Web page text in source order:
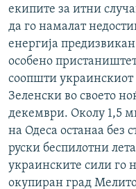
екипите за итни
да го намалат
енергија
особено
соопшти украинскиот
Зеленски во своето
декември. Околу 1,5
на Одеса останаа без
руски беспилотни
украинските сили го
окупиран град